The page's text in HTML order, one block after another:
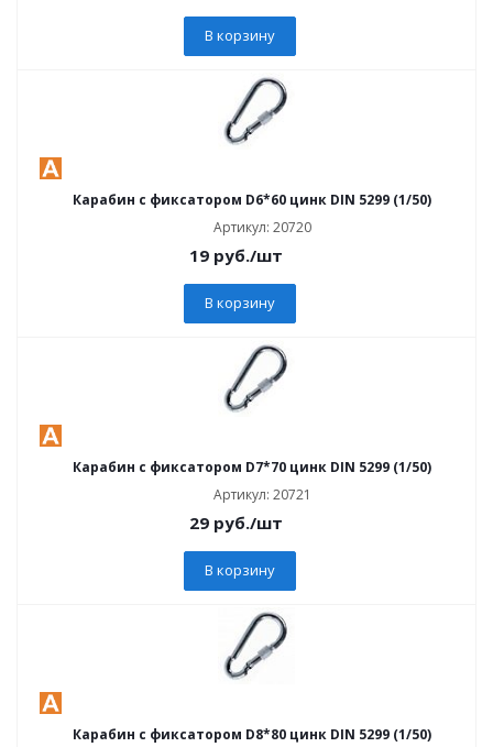
В корзину
Карабин с фиксатором D6*60 цинк DIN 5299 (1/50)
Артикул: 20720
19руб./шт
В корзину
Карабин с фиксатором D7*70 цинк DIN 5299 (1/50)
Артикул: 20721
29руб./шт
В корзину
Карабин с фиксатором D8*80 цинк DIN 5299 (1/50)